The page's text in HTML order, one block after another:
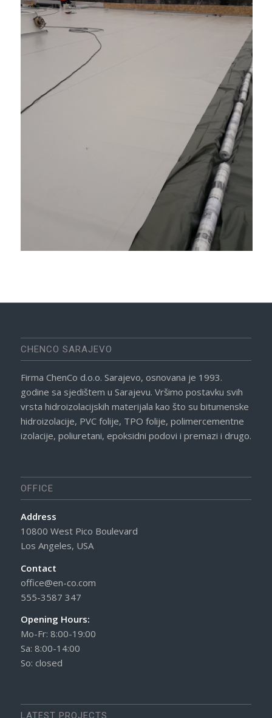
CHENCO SARAJEVO
Firma ChenCo d.o.o. Sarajevo, osnovana je 1993.
godine sa sjedištem u Sarajevu. Vršimo postavku svih
vrsta hidroizolacijskih materijala kao što su bitumenske
hidroizolacije, PVC folije, TPO folije, polimercementne
izolacije, poliuretani, epoksidni podovi i premazi i drugo.
OFFICE
Address
10800 West Pico Boulevard
Los Angeles, USA
Contact
office@en-co.com
555-3587 347
Opening Hours:
Mo-Fr: 8:00-19:00
Sa: 8:00-14:00
So: closed
LATEST PROJECTS